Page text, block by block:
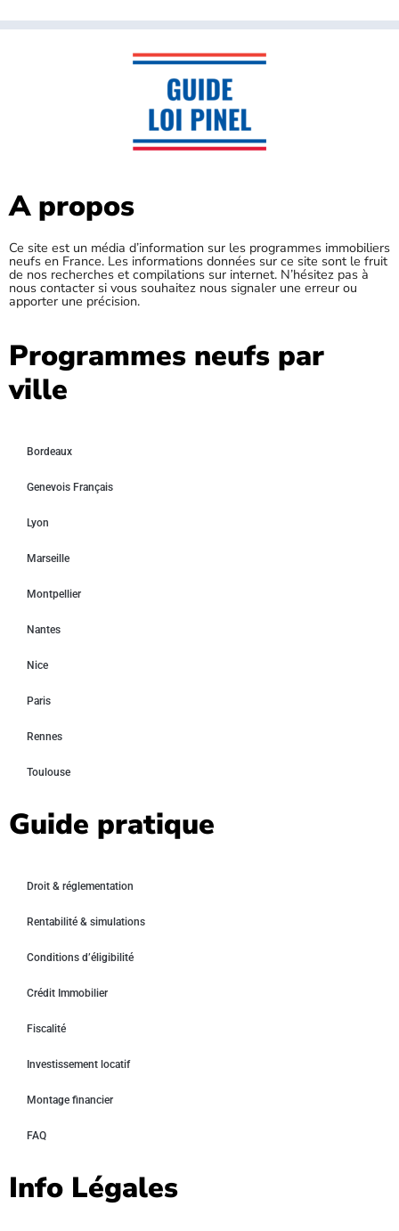
A propos
Ce site est un média d’information sur les programmes immobiliers
neufs en France. Les informations données sur ce site sont le fruit
de nos recherches et compilations sur internet. N’hésitez pas à
nous contacter si vous souhaitez nous signaler une erreur ou
apporter une précision.
Programmes neufs par
ville
Bordeaux
Genevois Français
Lyon
Marseille
Montpellier
Nantes
Nice
Paris
Rennes
Toulouse
Guide pratique
Droit & réglementation
Rentabilité & simulations
Conditions d’éligibilité
Crédit Immobilier
Fiscalité
Investissement locatif
Montage financier
FAQ
Info Légales